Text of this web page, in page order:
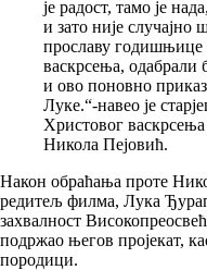
је радост, тамо је
и зато није
прославу годишњице
васкрсења, одабрали
и ово поновно
Луке.“-навео је
Христовог
Никола Пејовић.
Након обраћања проте
редитељ филма, Лука
захвалност
подржао његов пројекат,
породици.